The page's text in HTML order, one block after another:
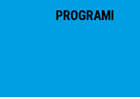
PROGRAMI